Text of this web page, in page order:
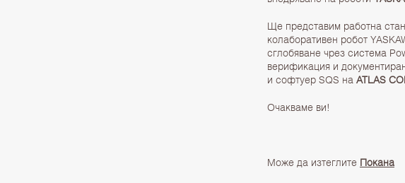
Ще представим работна
колаборативен робот
сглобяване чрез система
верификация и
и софтуер SQS на ATLAS
Очакваме ви!
Може да изтеглите Покана